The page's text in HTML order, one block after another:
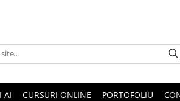
AI CURSURI ONLINE PORTOFOLIU